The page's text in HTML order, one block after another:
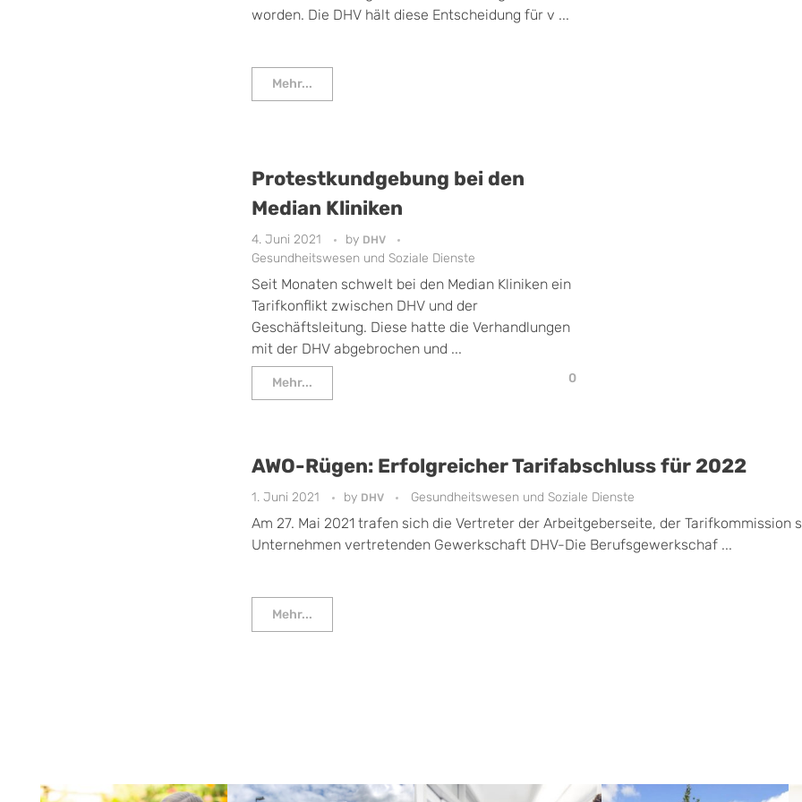
worden. Die DHV hält diese Entscheidung für v ...
Mehr...
Protestkundgebung bei den
Median Kliniken
4. Juni 2021 by DHV
Gesundheitswesen und Soziale Dienste
Seit Monaten schwelt bei den Median Kliniken ein
Tarifkonflikt zwischen DHV und der
Geschäftsleitung. Diese hatte die Verhandlungen
mit der DHV abgebrochen und ...
Mehr... 0
AWO-Rügen: Erfolgreicher Tarifabschluss für 2022
1. Juni 2021 by DHV Gesundheitswesen und Soziale Dienste
Am 27. Mai 2021 trafen sich die Vertreter der Arbeitgeberseite, der Tarifkommission
Unternehmen vertretenden Gewerkschaft DHV-Die Berufsgewerkschaf ...
Mehr...